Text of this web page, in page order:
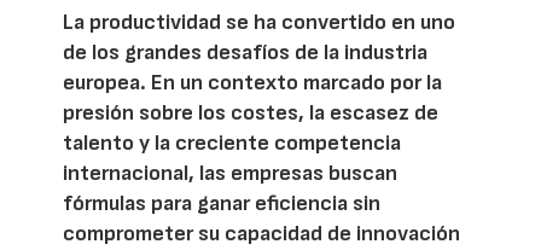
La productividad se ha convertido en uno
de los grandes desafíos de la industria
europea. En un contexto marcado por la
presión sobre los costes, la escasez de
talento y la creciente competencia
internacional, las empresas buscan
fórmulas para ganar eficiencia sin
comprometer su capacidad de innovación